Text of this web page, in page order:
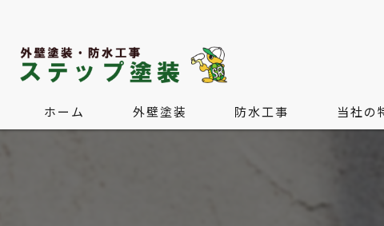
ホーム 外壁塗装 防水工事 当社の